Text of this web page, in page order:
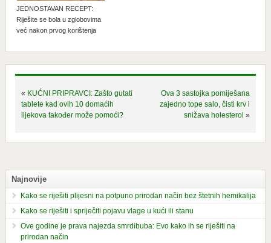
JEDNOSTAVAN RECEPT:
Riješite se bola u zglobovima
već nakon prvog korištenja
« KUĆNI PRIPRAVCI: Zašto gutati
tablete kad ovih 10 domaćih
lijekova također može pomoći?
Ova 3 sastojka pomiješana
zajedno tope salo, čisti krv i
snižava holesterol »
Najnovije
Kako se riješiti plijesni na potpuno prirodan način bez štetnih hemikalija
Kako se riješiti i spriječiti pojavu vlage u kući ili stanu
Ove godine je prava najezda smrdibuba: Evo kako ih se riješiti na
prirodan način